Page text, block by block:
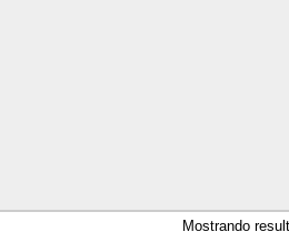
Mostrando